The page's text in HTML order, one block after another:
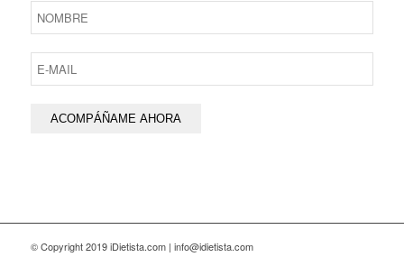
© Copyright 2019 iDietista.com | info@idietista.com